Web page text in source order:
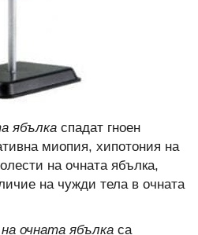
ябълка спадат гноен
миопия, хипотония на
на очната ябълка,
на чужди тела в очната
очната ябълка са